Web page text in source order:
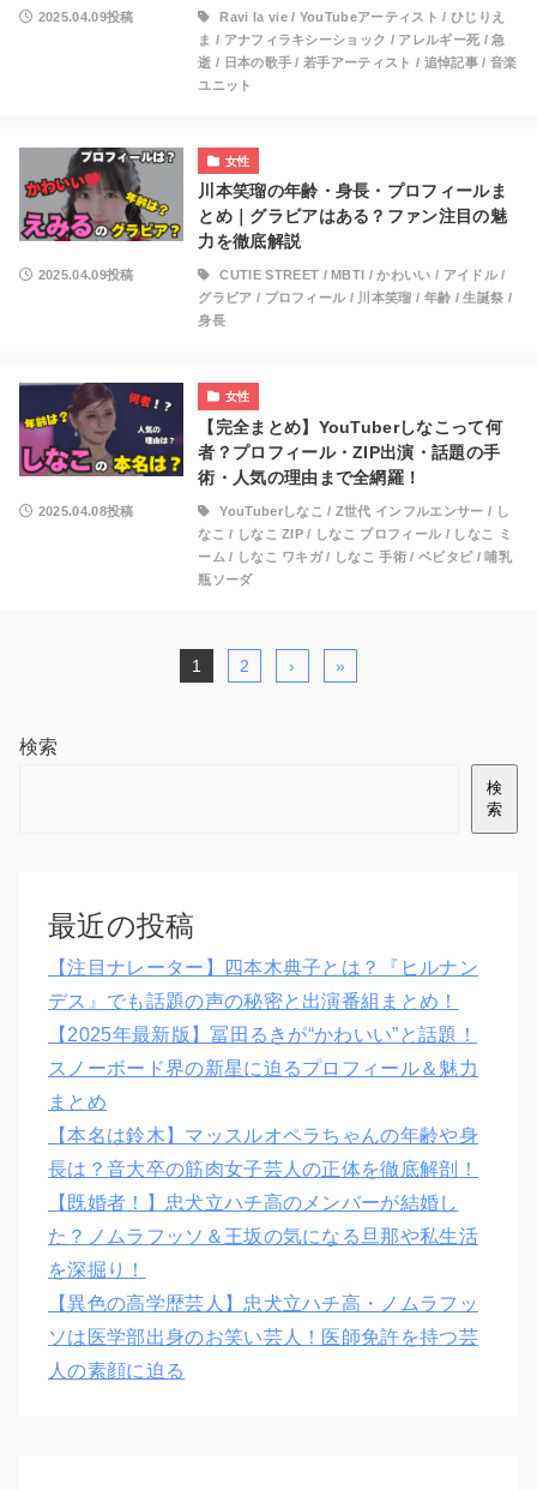
2025.04.09投稿 Ravi la vie/ YouTubeアーティスト / ひじりえ
ま / アナフィラキシーショック / アレルギー死 /急
逝 / 日本の歌手 /若手アーティスト / 追悼記事/ 音楽
ユニット
女性
川本笑瑠の年齢・身長・プロフィールま
とめ｜グラビアはある？ファン注目の魅
力を徹底解説
2025.04.09投稿 CUTIE STREET / MBTI /かわいい / アイドル/
グラビア / プロフィール / 川本笑瑠 / 年齢 /生誕祭 /
身長
女性
【完全まとめ】YouTuberしなこって何
者？プロフィール・ZIP出演・話題の手
術・人気の理由まで全網羅！
2025.04.08投稿 YouTuberしなこ / Z世代 インフルエンサー / し
なこ / しなこ ZIP / しなこ プロフィール / しなこ ミ
ーム / しなこ ワキガ/ しなこ 手術 / ベビタピ/ 哺乳
瓶ソーダ
1 2 › »
検索
検
索
最近の投稿
【注目ナレーター】四本木典子とは？『ヒルナン
デス』でも話題の声の秘密と出演番組まとめ！
【2025年最新版】冨田るきが“かわいい”と話題！
スノーボード界の新星に迫るプロフィール＆魅力
まとめ
【本名は鈴木】マッスルオペラちゃんの年齢や身
長は？音大卒の筋肉女子芸人の正体を徹底解剖！
【既婚者！】忠犬立ハチ高のメンバーが結婚し
た？ノムラフッソ＆王坂の気になる旦那や私生活
を深掘り！
【異色の高学歴芸人】忠犬立ハチ高・ノムラフッ
ソは医学部出身のお笑い芸人！医師免許を持つ芸
人の素顔に迫る